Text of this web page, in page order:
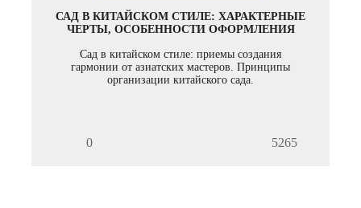
САД В КИТАЙСКОМ СТИЛЕ: ХАРАКТЕРНЫЕ
ЧЕРТЫ, ОСОБЕННОСТИ ОФОРМЛЕНИЯ
Сад в китайском стиле: приемы создания
гармонии от азиатских мастеров. Принципы
организации китайского сада.
0 5265